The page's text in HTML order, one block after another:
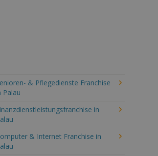
& Pflegedienste Franchise
Palau
in
& Internet Franchise in